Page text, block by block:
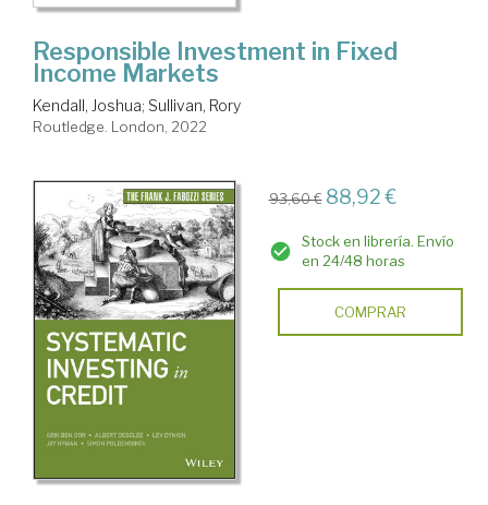
Responsible Investment in Fixed
Income Markets
Kendall, Joshua; Sullivan, Rory
Routledge. London, 2022
93,60 € 88,92 €
Stock en librería. Envío
en 24/48 horas
COMPRAR